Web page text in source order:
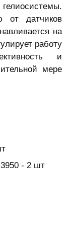
от датчиков
на
работу
и
мере
- 2 шт